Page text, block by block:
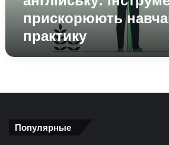
практикуприскорюють
практику
Популярные